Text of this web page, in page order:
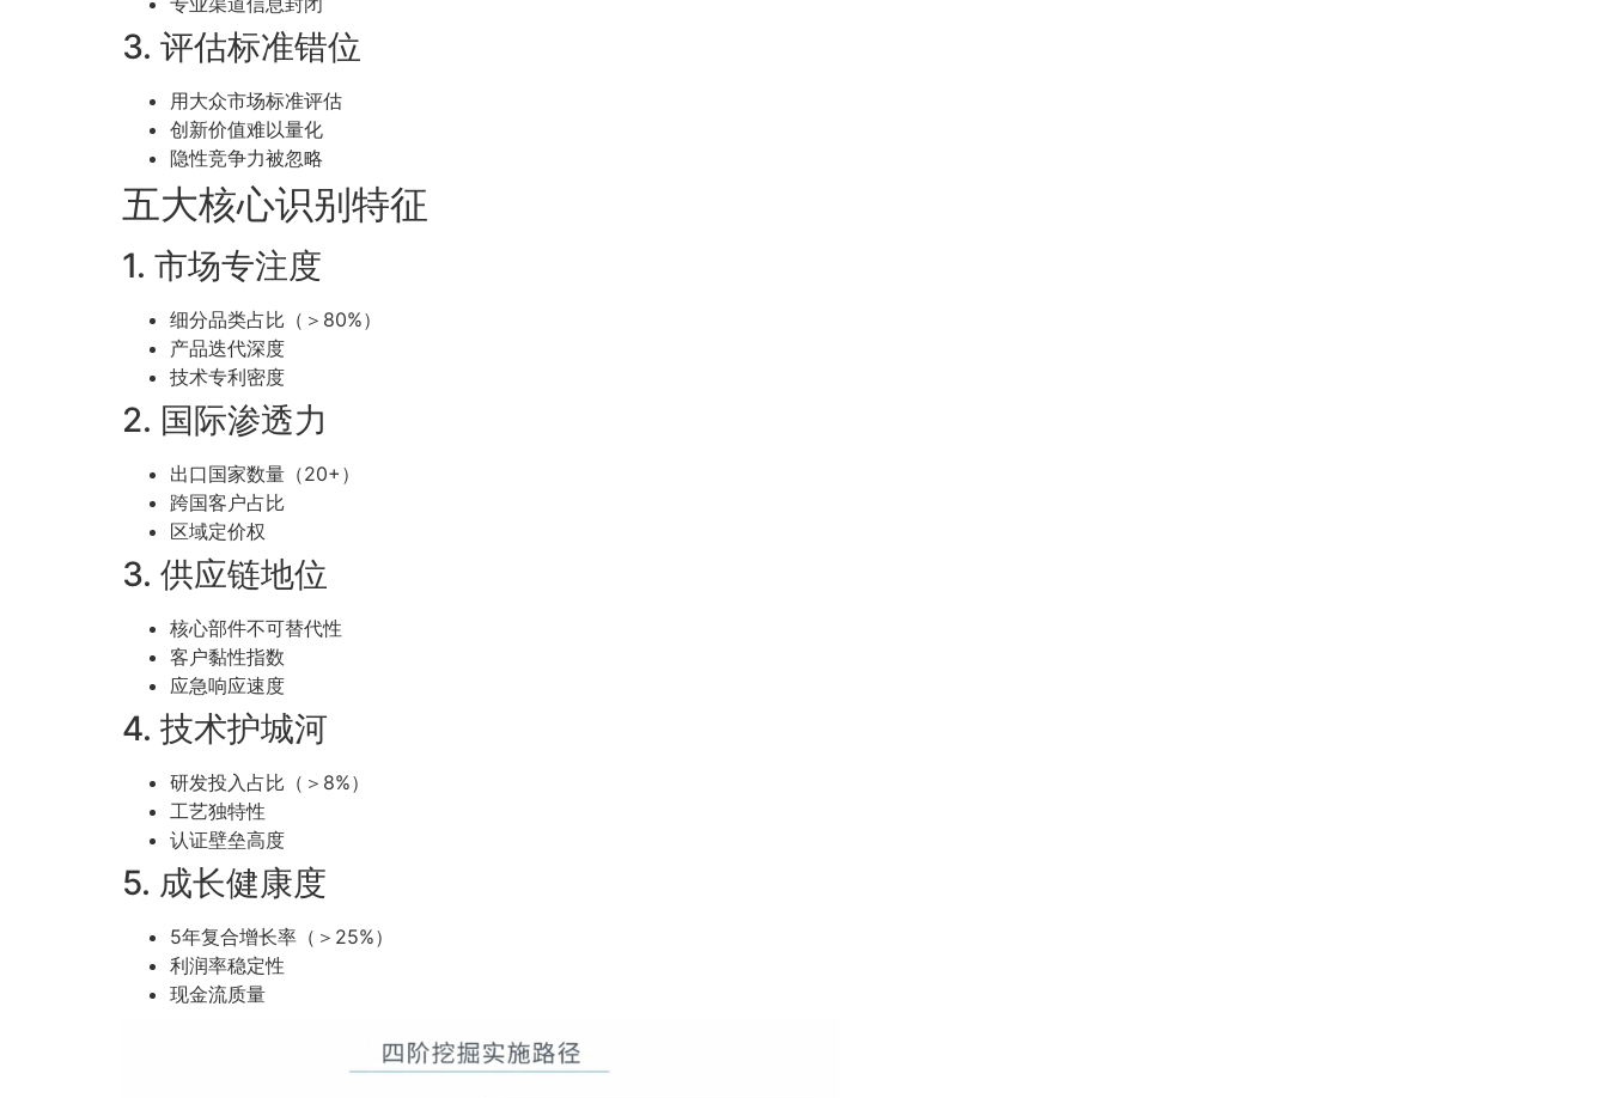
3. 评估标准错位
用大众市场标准评估
创新价值难以量化
隐性竞争力被忽略
五大核心识别特征
1. 市场专注度
细分品类占比（＞80%）
产品迭代深度
技术专利密度
2. 国际渗透力
出口国家数量（20+）
跨国客户占比
区域定价权
3. 供应链地位
核心部件不可替代性
客户黏性指数
应急响应速度
4. 技术护城河
研发投入占比（＞8%）
工艺独特性
认证壁垒高度
5. 成长健康度
5年复合增长率（＞25%）
利润率稳定性
现金流质量